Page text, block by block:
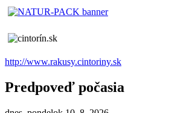
http://www.rakusy.cintoriny.sk
Predpoveď počasia